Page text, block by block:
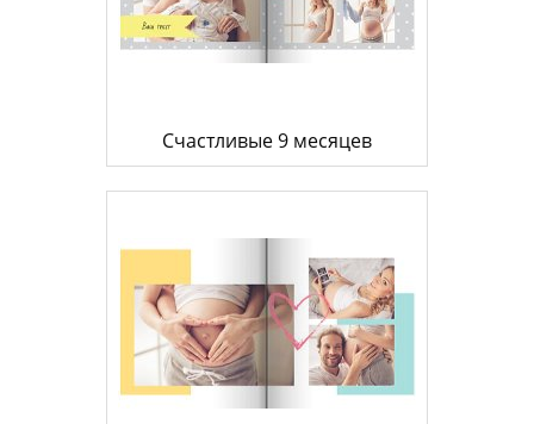
Счастливые 9 месяцев